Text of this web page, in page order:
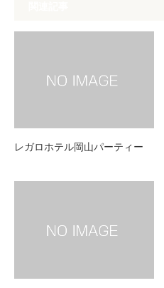
レガロホテル岡山パーティー